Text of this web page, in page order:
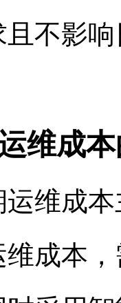
不影
维成
维成
成本